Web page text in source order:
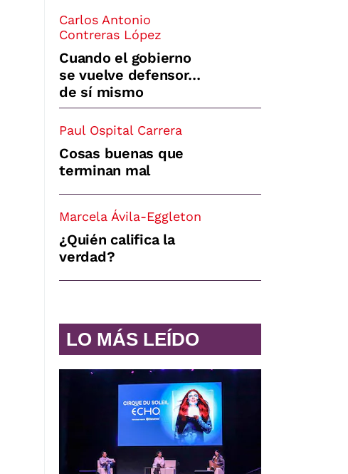
Carlos Antonio
Contreras López
Cuando el gobierno
se vuelve defensor…
de sí mismo
Paul Ospital Carrera
Cosas buenas que
terminan mal
Marcela Ávila-Eggleton
¿Quién califica la
verdad?
LO MÁS LEÍDO